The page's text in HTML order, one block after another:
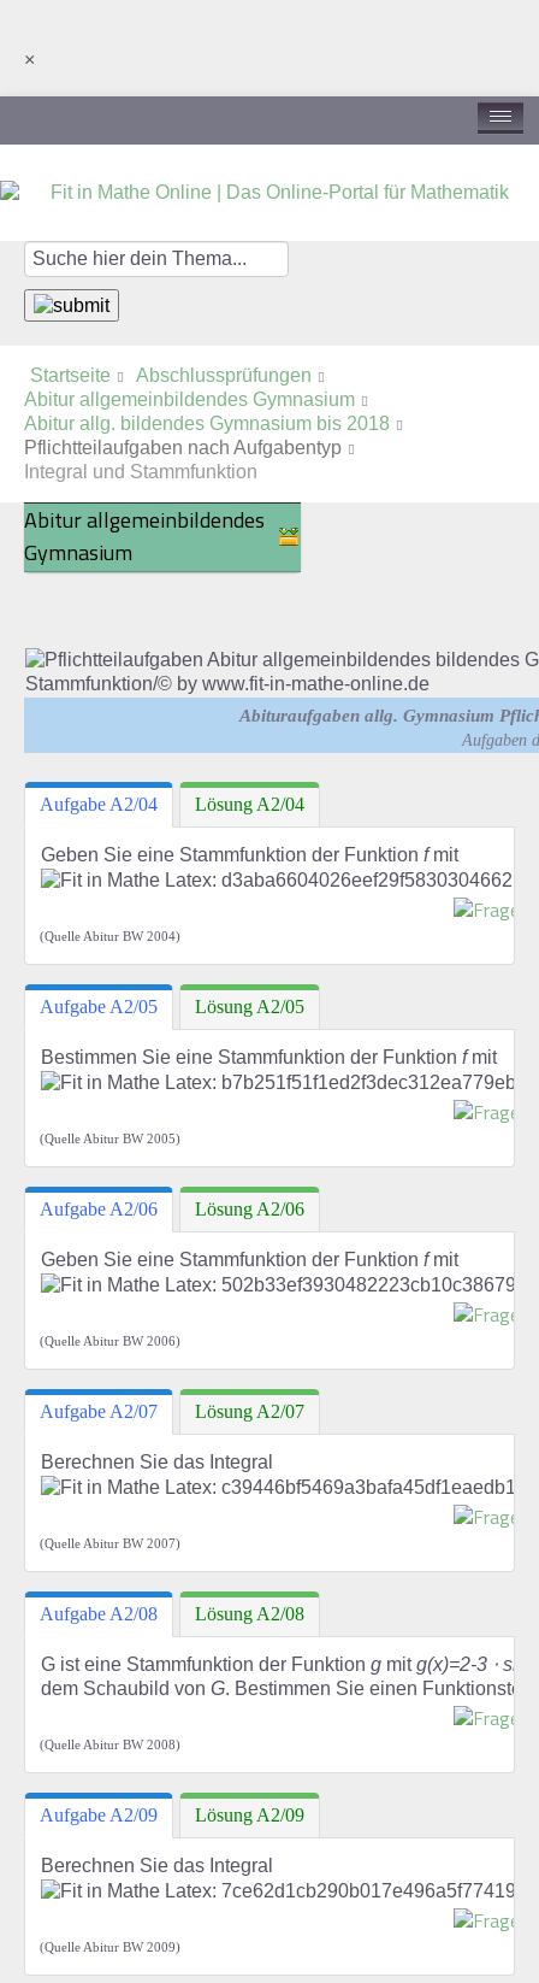
×
Hallo Gast, bitte anmelden
Startseite
Abschlussprüfungen
Abitur allgemeinbildendes Gymnasium
Abitur allg. bildendes Gymnasium bis 2018
Pflichtteilaufgaben nach Aufgabentyp
Integral und Stammfunktion
Abitur allgemeinbildendes
Gymnasium
Abituraufgaben allg. Gymnasium
Aufgaben
Aufgabe A2/04 Lösung A2/04
Geben Sie eine Stammfunktion der Funktion fmit
(Quelle Abitur BW 2004)
Aufgabe A2/05 Lösung A2/05
Bestimmen Sie eine Stammfunktion der Funktion fmit
(Quelle Abitur BW 2005)
Aufgabe A2/06 Lösung A2/06
Geben Sie eine Stammfunktion der Funktion fmit
(Quelle Abitur BW 2006)
Aufgabe A2/07 Lösung A2/07
Berechnen Sie das Integral
(Quelle Abitur BW 2007)
Aufgabe A2/08 Lösung A2/08
G ist eine Stammfunktion der Funktion g mitg(x)=2-3 ⋅
dem Schaubild von G. Bestimmen Sie einen
(Quelle Abitur BW 2008)
Aufgabe A2/09 Lösung A2/09
Berechnen Sie das Integral
(Quelle Abitur BW 2009)